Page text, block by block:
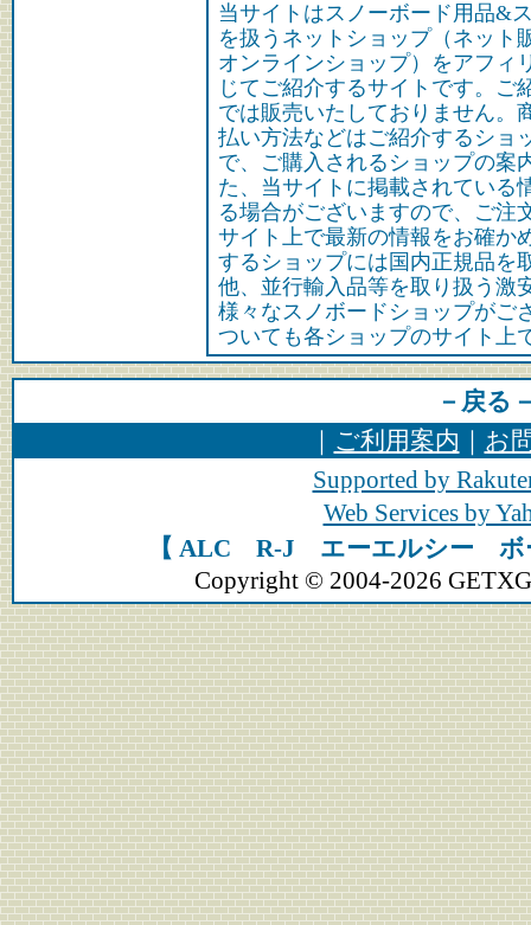
当サイトはスノーボード用品&
を扱うネットショップ（ネット
オンラインショップ）をアフィ
じてご紹介するサイトです。ご
では販売いたしておりません。
払い方法などはご紹介するショ
で、ご購入されるショップの案
た、当サイトに掲載されている
る場合がございますので、ご注
サイト上で最新の情報をお確か
するショップには国内正規品を
他、並行輸入品等を取り扱う激
様々なスノボードショップがご
ついても各ショップのサイト上
－戻る
｜ ご利用案内 ｜ お
Supported by
Web Services by
【 ALC R-J エーエルシー ボ
Copyright © 2004-2026